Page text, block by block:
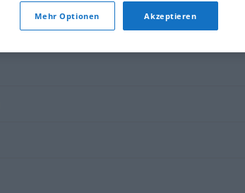
Mehr Optionen Akzeptieren